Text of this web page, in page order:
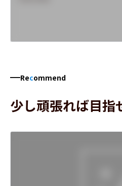
Recommend
少し頑張れば目指